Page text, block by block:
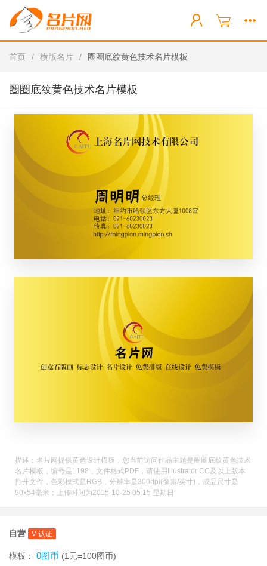
首页 / 横版名片 / 圈圈底纹黄色技术名片模板
圈圈底纹黄色技术名片模板
描述：名片网提供黄色设计模板，您当前访问作品主题是圈圈底纹黄色技术
名片模板，编号是1198，文件格式PDF，请使用Illustrator CC及以上版本
打开文件，色彩模式是RGB，分辨率是300dpi(像素/英寸)，成品尺寸是
90x54毫米；上传时间为2015-10-25 05:15 星期日
自营 V 认证
模板： 0图币 (1元=100图币)